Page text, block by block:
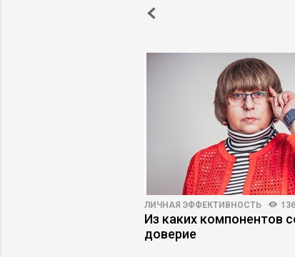
ЛИЧНАЯ ЭФФЕКТИВНОСТЬ
Из каких компонентов
доверие